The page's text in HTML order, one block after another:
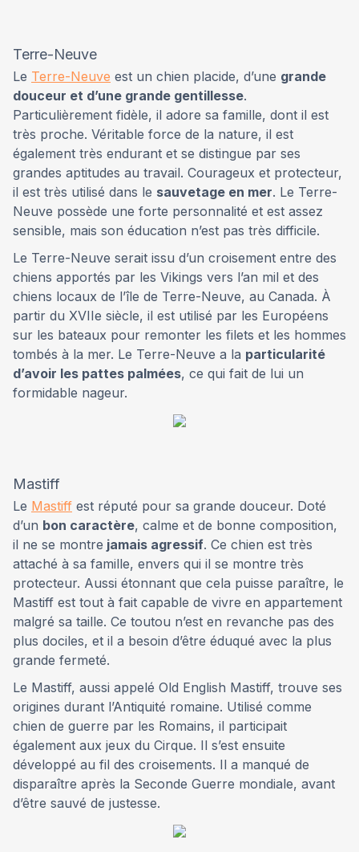
Terre-Neuve
Le Terre-Neuve est un chien placide, d’une grande
douceur et d’une grande gentillesse.
Particulièrement fidèle, il adore sa famille, dont il est
très proche. Véritable force de la nature, il est
également très endurant et se distingue par ses
grandes aptitudes au travail. Courageux et protecteur,
il est très utilisé dans le sauvetage en mer. Le Terre-
Neuve possède une forte personnalité et est assez
sensible, mais son éducation n’est pas très difficile.
Le Terre-Neuve serait issu d’un croisement entre des
chiens apportés par les Vikings vers l’an mil et des
chiens locaux de l’île de Terre-Neuve, au Canada. À
partir du XVIIe siècle, il est utilisé par les Européens
sur les bateaux pour remonter les filets et les hommes
tombés à la mer. Le Terre-Neuve a la particularité
d’avoir les pattes palmées, ce qui fait de lui un
formidable nageur.
Mastiff
Le Mastiff est réputé pour sa grande douceur. Doté
d’un bon caractère, calme et de bonne composition,
il ne se montre jamais agressif. Ce chien est très
attaché à sa famille, envers qui il se montre très
protecteur. Aussi étonnant que cela puisse paraître, le
Mastiff est tout à fait capable de vivre en appartement
malgré sa taille. Ce toutou n’est en revanche pas des
plus dociles, et il a besoin d’être éduqué avec la plus
grande fermeté.
Le Mastiff, aussi appelé Old English Mastiff, trouve ses
origines durant l’Antiquité romaine. Utilisé comme
chien de guerre par les Romains, il participait
également aux jeux du Cirque. Il s’est ensuite
développé au fil des croisements. Il a manqué de
disparaître après la Seconde Guerre mondiale, avant
d’être sauvé de justesse.